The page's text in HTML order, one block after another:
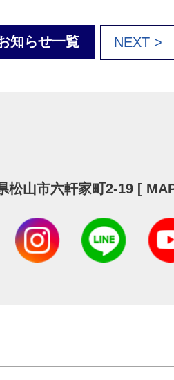
知らせ一覧 NEXT >
山市六軒家町2-19 [